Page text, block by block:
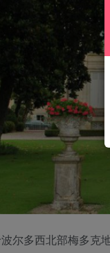
尔多西北部梅多